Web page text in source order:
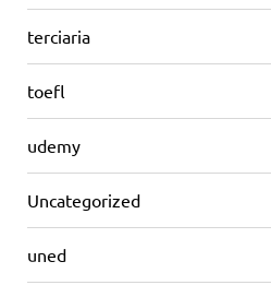
terciaria
toefl
udemy
Uncategorized
uned